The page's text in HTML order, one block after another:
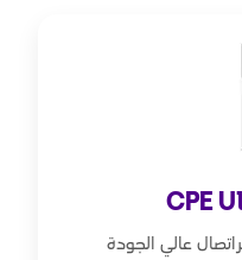
عالي الجودة